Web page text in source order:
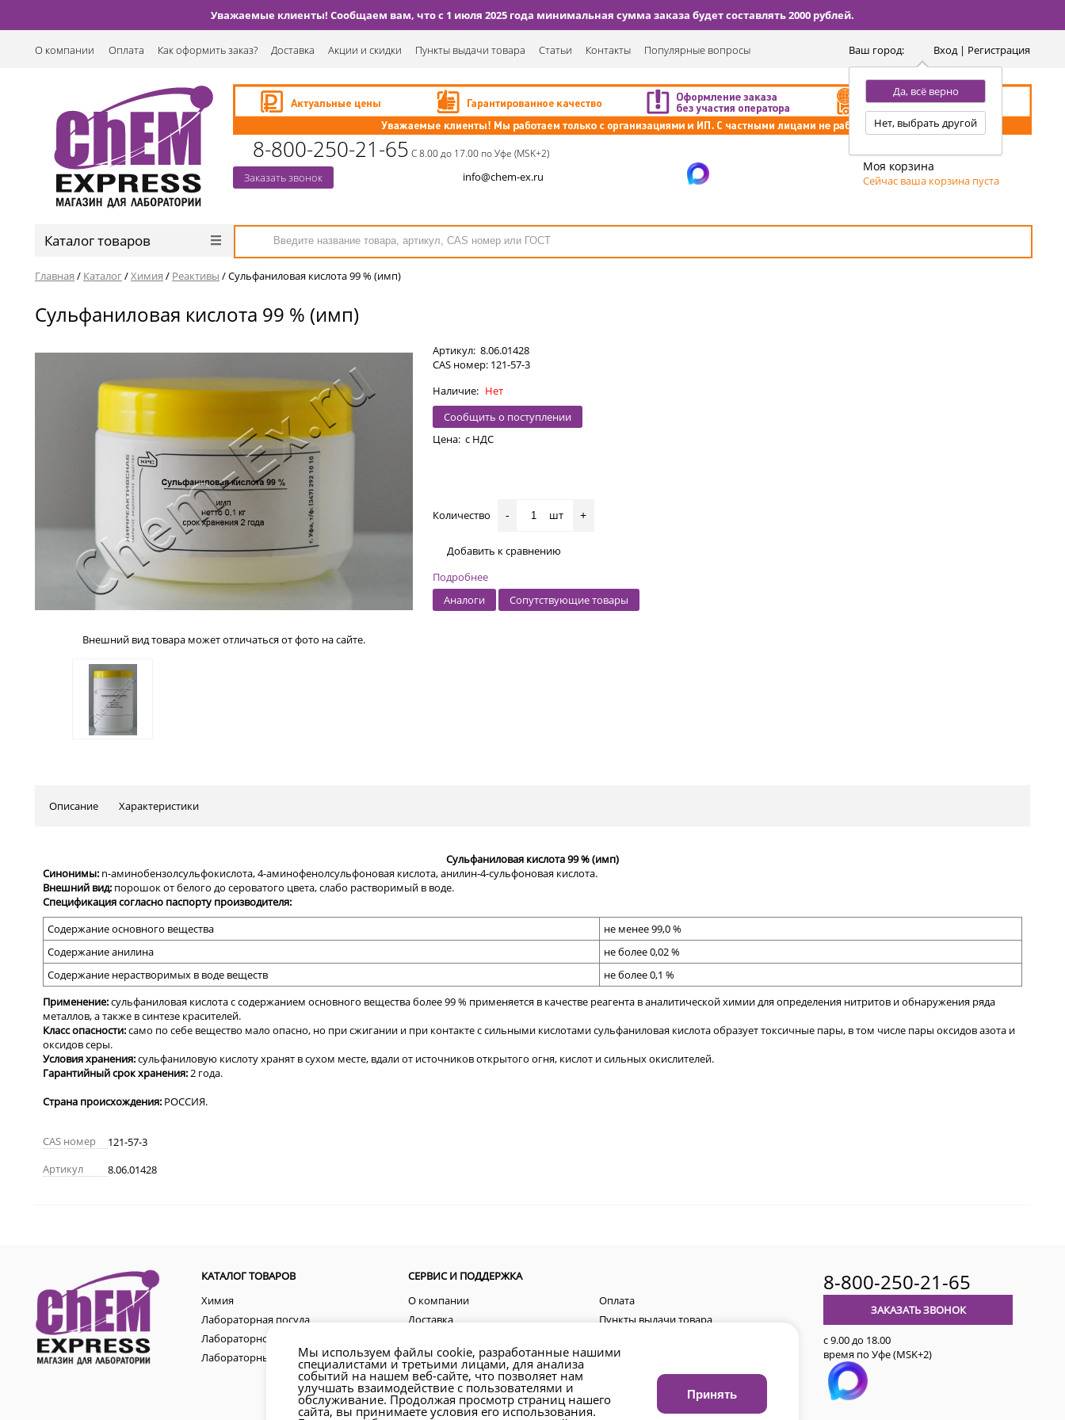
Уважаемые клиенты! Сообщаем вам, что с 1 июля 2025 года минимальная сумма заказа будет составлять 2000 рублей.
Ваш город:
Да, всё верно
Нет, выбрать другой
Вход | Регистрация
О компании Оплата Как оформить заказ? Доставка Акции и скидки Пункты выдачи товара Статьи Контакты Популярные вопросы
8-800-250-21-65 С 8.00 до 17.00 по Уфе (MSK+2)
Заказать звонок info@chem-ex.ru
Моя корзина
Сейчас ваша корзина пуста
Каталог товаров
Главная / Каталог/Химия / Реактивы /Сульфаниловая кислота 99 % (имп)
Сульфаниловая кислота 99 % (имп)
Внешний вид товара может отличаться от фото на сайте.
Артикул:8.06.01428
CAS номер: 121-57-3
Наличие: Нет
Сообщить о поступлении
Цена: с НДС
Количество - шт +
Добавить к сравнению
Подробнее
Аналоги
Сопутствующие товары
Описание Характеристики
Сульфаниловая кислота 99 % (имп)
Синонимы: n-аминобензолсульфокислота, 4-аминофенолсульфоновая кислота, анилин-4-сульфоновая кислота.
Внешний вид: порошок от белого до сероватого цвета, слабо растворимый в воде.
Спецификация согласно паспорту производителя:
Содержаниеосновного вещества не менее 99,0%
Содержание анилина
не более 0,02%
Содержание нерастворимых в воде веществ
не более0,1 %
Применение:сульфаниловая кислота с содержанием основного вещества более 99 % применяется в качестве реагента в аналитической химии для определения нитритов и обнаружения ряда
металлов, а также в синтезе красителей.
Класс опасности:само по себе вещество мало опасно, но при сжигании и при контакте с сильными кислотами сульфаниловая кислота образует токсичные пары, в том числе пары оксидов азота и
оксидов серы.
Условия хранения:сульфаниловую кислоту хранят в сухом месте, вдали от источников открытого огня, кислот и сильных окислителей.
Гарантийныйсрокхранения: 2 года.
Страна происхождения: РОССИЯ.
CAS номер
121-57-3
Артикул
8.06.01428
КАТАЛОГ ТОВАРОВ
Химия
Лабораторная посуда
Лабораторное оборудование
Лабораторные аксессуары
СЕРВИС И ПОДДЕРЖКА
О компании
Оплата
Доставка
Пункты выдачи товара
Контакты
Как оформить заказ?
Возврат товара и денежных средств
Региональные представительства
8-800-250-21-65
ЗАКАЗАТЬ ЗВОНОК
с 9.00 до 18.00
время по Уфе (MSK+2)
Мы используем файлы cookie, разработанные нашими
специалистами и третьими лицами, для анализа
событий на нашем веб-сайте, что позволяет нам
улучшать взаимодействие с пользователями и
обслуживание. Продолжая просмотр страниц нашего
сайта, вы принимаете условия его использования.
Принять